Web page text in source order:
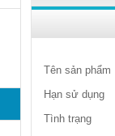
Tên sản phẩm
Hạn sử dụng
Tình trạng